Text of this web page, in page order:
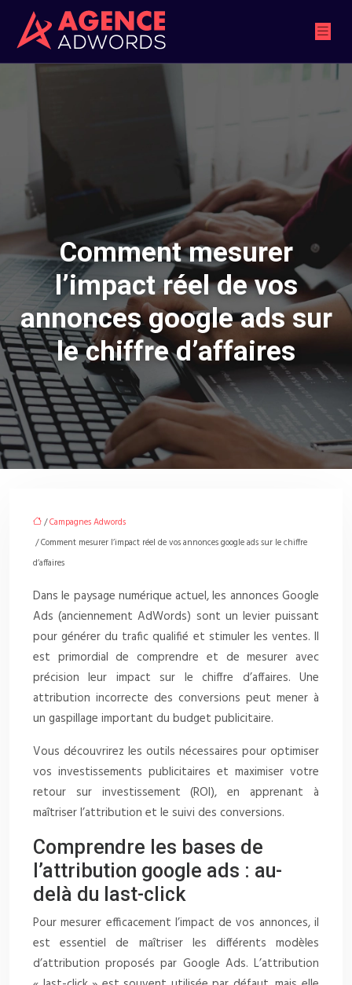
Comment mesurer
l’impact réel de vos
annonces google ads sur
le chiffre d’affaires
/Campagnes Adwords
/ Comment mesurer l’impact réel de vos annonces google ads sur le chiffre
d’affaires
Dans le paysage numérique actuel, les annonces Google
Ads (anciennement AdWords) sont un levier puissant
pour générer du trafic qualifié et stimuler les ventes. Il
est primordial de comprendre et de mesurer avec
précision leur impact sur le chiffre d’affaires. Une
attribution incorrecte des conversions peut mener à
un gaspillage important du budget publicitaire.
Vous découvrirez les outils nécessaires pour optimiser
vos investissements publicitaires et maximiser votre
retour sur investissement (ROI), en apprenant à
maîtriser l’attribution et le suivi des conversions.
Comprendre les bases de
l’attribution google ads : au-
delà du last-click
Pour mesurer efficacement l’impact de vos annonces, il
est essentiel de maîtriser les différents modèles
d’attribution proposés par Google Ads. L’attribution